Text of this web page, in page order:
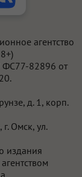
агентство
ФС77-82896 от
д. 1, корп.
Омск, ул.
издания